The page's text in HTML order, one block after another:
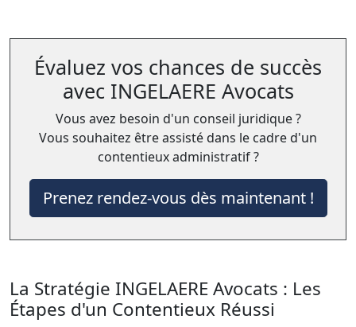
Évaluez vos chances de succès
avec INGELAERE Avocats
Vous avez besoin d'un conseil juridique ?
Vous souhaitez être assisté dans le cadre d'un
contentieux administratif ?
Prenez rendez-vous dès maintenant !
La Stratégie INGELAERE Avocats : Les
Étapes d'un Contentieux Réussi